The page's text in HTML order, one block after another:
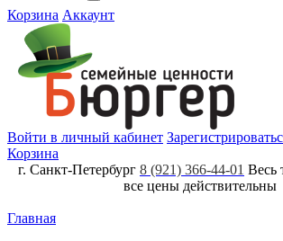
Корзина Аккаунт
Войти в личный кабинет
Корзина
г. Санкт-Петербург 8 (921) 366-44-01 Весь
все цены действительны
Главная